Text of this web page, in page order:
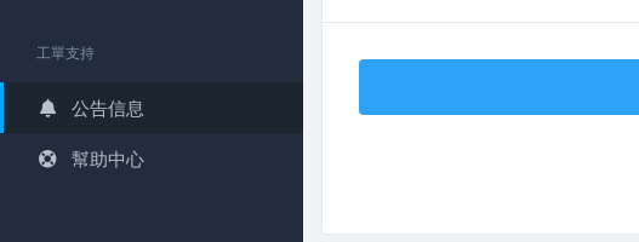
工單支持
公告信息
幫助中心